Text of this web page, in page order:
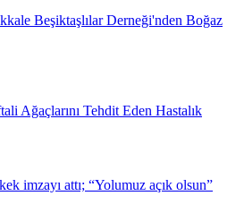
Beşiktaşlılar Derneği'nden Boğaz
Ağaçlarını Tehdit Eden Hastalık
imzayı attı; “Yolumuz açık olsun”